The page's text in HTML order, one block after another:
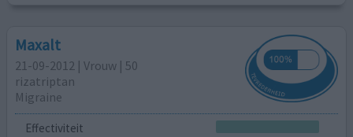
Maxalt
21-09-2012 | Vrouw | 50
rizatriptan
Migraine
Effectiviteit